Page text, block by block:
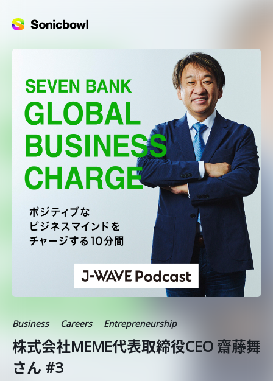
Business Careers Entrepreneurship
株式会社MEME代表取締役CEO 齋藤舞
さん #3